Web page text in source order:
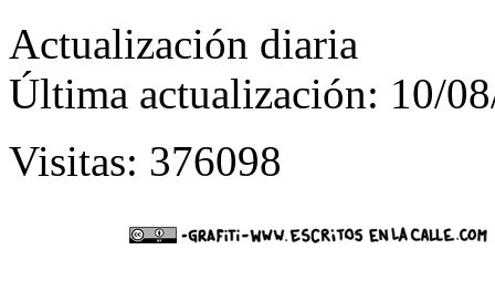
Actualización diaria
Última actualización: 10/
Visitas: 376098